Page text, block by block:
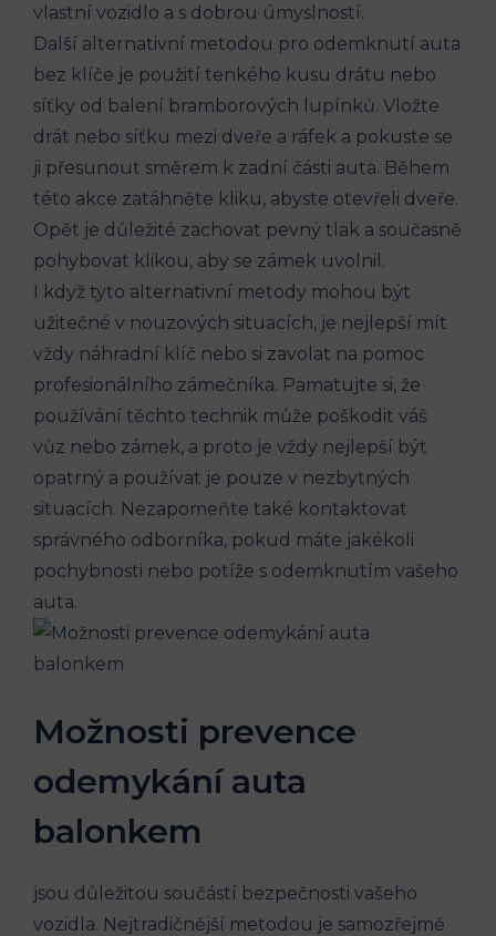
vlastní vozidlo a s dobrou úmyslností.
Další alternativní metodou pro odemknutí auta
⁢bez klíče‍ je použití tenkého⁣ kusu‌ drátu nebo
síťky od balení bramborových lupínků. Vložte
drát⁣ nebo síťku⁢ mezi dveře a ráfek​ a pokuste se
ji přesunout směrem k zadní části auta. Během‌
této akce zatáhněte kliku, abyste otevřeli dveře.
Opět je důležité zachovat pevný tlak a současně
pohybovat klikou, aby ⁤se zámek uvolnil.
I když tyto alternativní metody⁢ mohou být
užitečné⁣ v nouzových ⁢situacích, je nejlepší ⁢mít
vždy ​náhradní klíč nebo si zavolat na pomoc
profesionálního zámečníka. Pamatujte si, že ​
používání těchto technik může⁤ poškodit váš
⁢vůz nebo zámek, ⁢a proto je vždy nejlepší být
opatrný ⁢a‍ používat je pouze v nezbytných
situacích. Nezapomeňte také ​kontaktovat
správného odborníka, pokud máte jakékoli
pochybnosti nebo potíže s⁣ odemknutím vašeho
auta.
Možnosti prevence
odemykání auta
balonkem
jsou ‌důležitou součástí bezpečnosti vašeho‍
vozidla. Nejtradičnější metodou je samozřejmě⁤